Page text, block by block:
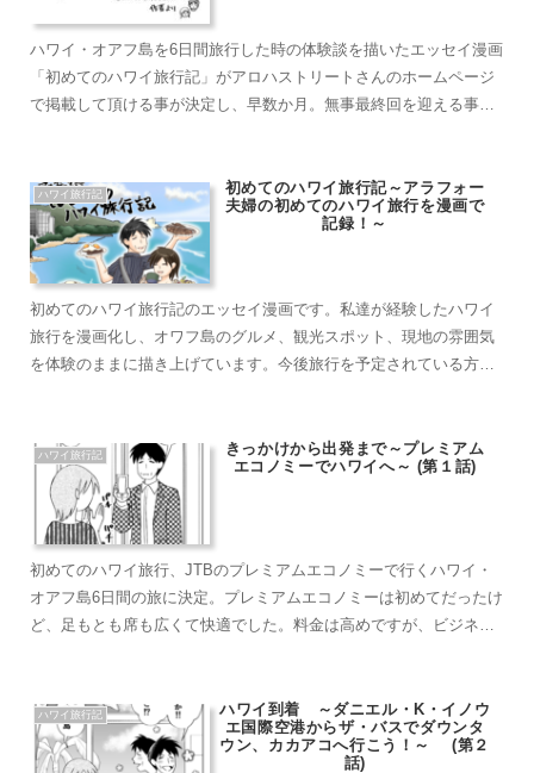
ハワイ・オアフ島を6日間旅行した時の体験談を描いたエッセイ漫画
「初めてのハワイ旅行記」がアロハストリートさんのホームページ
で掲載して頂ける事が決定し、早数か月。無事最終回を迎える事が
来ました。ツイッターでも毎週ニュースでお知らせしていただいた
り、こちらのブログも紹介していただいたりと、感謝の気持ちでい
っぱいです！このような貴重で素敵な体験をさせていただき、本当
にありがとうございました！
ハワイ旅行記
初めてのハワイ旅行記～アラフォー
夫婦の初めてのハワイ旅行を漫画で
記録！～
初めてのハワイ旅行記のエッセイ漫画です。私達が経験したハワイ
旅行を漫画化し、オワフ島のグルメ、観光スポット、現地の雰囲気
を体験のままに描き上げています。今後旅行を予定されている方は
しー夫
ハワイ旅行記
きっかけから出発まで～プレミアム
エコノミーでハワイへ～ (第１話)
初めてのハワイ旅行、JTBのプレミアムエコノミーで行くハワイ・
オアフ島6日間の旅に決定。プレミアムエコノミーは初めてだったけ
ど、足もとも席も広くて快適でした。料金は高めですが、ビジネス
ハワイ旅行記
ハワイ到着 ～ダニエル・K・イノウ
エ国際空港からザ・バスでダウンタ
ウン、カカアコへ行こう！～ (第２
話)